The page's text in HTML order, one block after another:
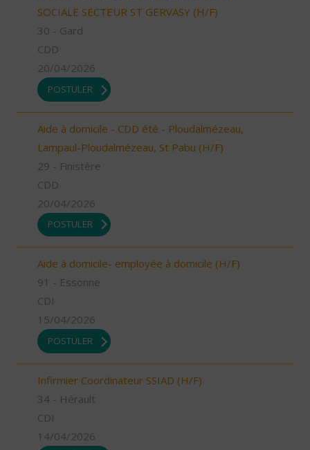
SOCIALE SECTEUR ST GERVASY (H/F)
30 - Gard
CDD
20/04/2026
POSTULER
Aide à domicile - CDD été - Ploudalmézeau,
Lampaul-Ploudalmézeau, St Pabu (H/F)
29 - Finistère
CDD
20/04/2026
POSTULER
Aide à domicile- employée à domicile (H/F)
91 - Essonne
CDI
15/04/2026
POSTULER
Infirmier Coordinateur SSIAD (H/F)
34 - Hérault
CDI
14/04/2026